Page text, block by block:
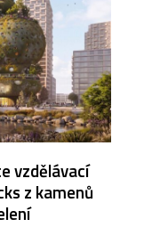
vzdělávací
z kamenů